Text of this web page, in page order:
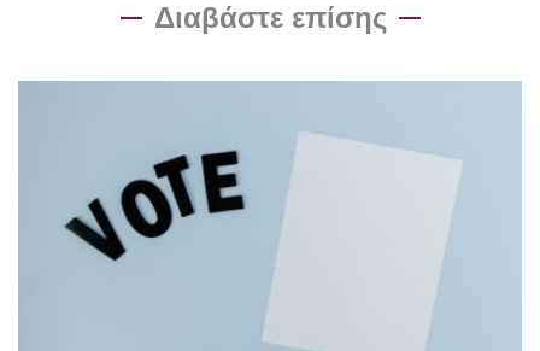
Διαβάστε επίσης